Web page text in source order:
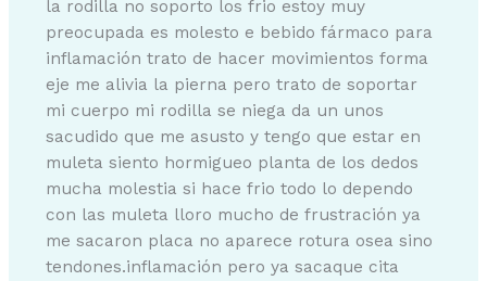
la rodilla no soporto los frio estoy muy
preocupada es molesto e bebido fármaco para
inflamación trato de hacer movimientos forma
eje me alivia la pierna pero trato de soportar
mi cuerpo mi rodilla se niega da un unos
sacudido que me asusto y tengo que estar en
muleta siento hormigueo planta de los dedos
mucha molestia si hace frio todo lo dependo
con las muleta lloro mucho de frustración ya
me sacaron placa no aparece rotura osea sino
tendones.inflamación pero ya sacaque cita